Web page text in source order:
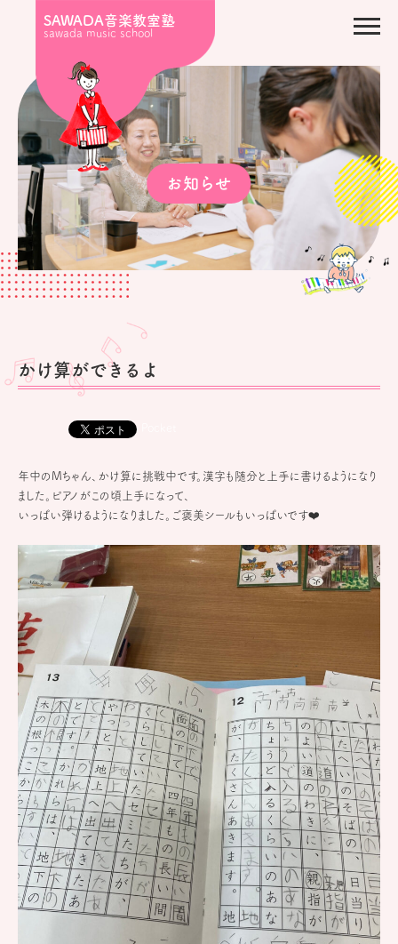
SAWADA音楽教室塾
sawada music school
お知らせ
かけ算ができるよ
年中のMちゃん、かけ算に挑戦中です。漢字も随分と上手に書けるようになり
ました。ピアノがこの頃上手になって、
いっぱい弾けるようになりました。ご褒美シールもいっぱいです❤️